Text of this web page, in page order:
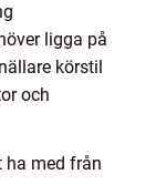
ligga på
körstil
och
med från